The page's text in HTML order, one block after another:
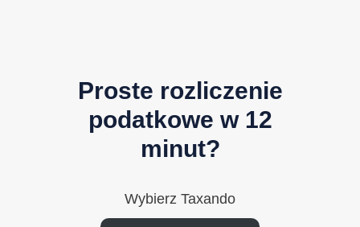
Proste rozliczenie
podatkowe w 12
minut?
Wybierz Taxando